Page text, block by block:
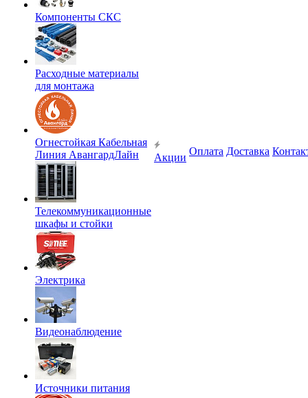
Компоненты СКС
Расходные материалы
для монтажа
Огнестойкая Кабельная
Линия АвангардЛайн
Телекоммуникационные
шкафы и стойки
Электрика
Видеонаблюдение
Источники питания
Акции
Оплата Доставка